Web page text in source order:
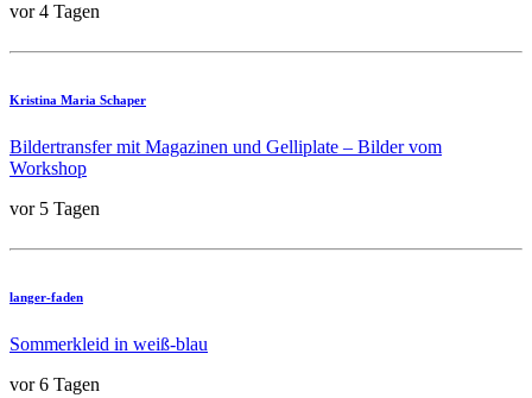
vor 4 Tagen
Kristina Maria Schaper
Bildertransfer mit Magazinen und Gelliplate – Bilder vom
Workshop
vor 5 Tagen
langer-faden
Sommerkleid in weiß-blau
vor 6 Tagen